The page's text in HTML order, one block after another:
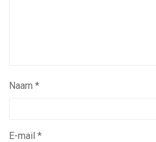
Naam *
E-mail *